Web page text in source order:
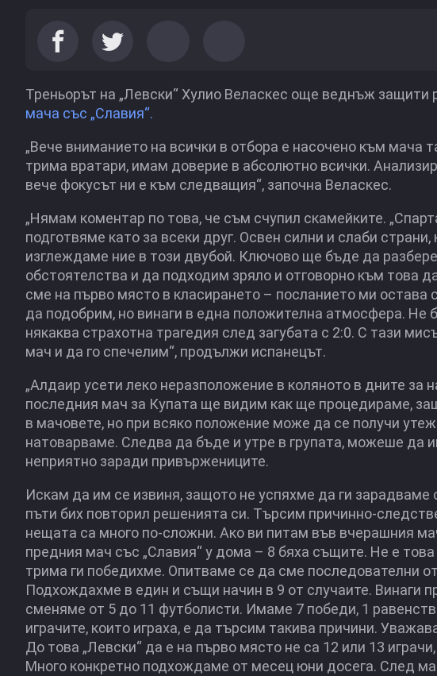
Треньорът на „Левски“ Хулио Веласкес още веднъж
мача със „Славия“.
„Вече вниманието на всички в отбора е насочено към мача
трима вратари, имам доверие в абсолютно всички.
вече фокусът ни е към следващия“, започна Веласкес.
„Нямам коментар по това, че съм счупил скамейките.
подготвяме като за всеки друг. Освен силни и слаби
изглеждаме ние в този двубой. Ключово ще бъде да
обстоятелства и да подходим зряло и отговорно към това
сме на първо място в класирането – посланието ми
да подобрим, но винаги в една положителна атмосфера. Не
някаква страхотна трагедия след загубата с 2:0. С тази
мач и да го спечелим“, продължи испанецът.
„Алдаир усети леко неразположение в коляното в дните за
последния мач за Купата ще видим как ще процедираме,
в мачовете, но при всяко положение може да се получи
натоварваме. Следва да бъде и утре в групата, можеше да
неприятно заради привържениците.
Искам да им се извиня, защото не успяхме да ги зарадваме
пъти бих повторил решенията си. Търсим причинно-
нещата са много по-сложни. Ако ви питам във вчерашния
предния мач със „Славия“ у дома – 8 бяха същите. Не е
трима ги победихме. Опитваме се да сме последователни
Подхождахме в един и същи начин в 9 от случаите. Винаги
сменяме от 5 до 11 футболисти. Имаме 7 победи, 1
играчите, които играха, е да търсим такива причини.
До това „Левски“ да е на първо място не са 12 или 13
Много конкретно подхождаме от месец юни досега. След